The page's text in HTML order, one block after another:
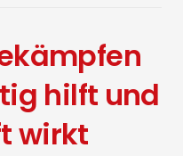
hilft und
wirkt